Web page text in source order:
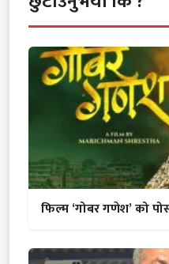
फिल्म ‘गोबर गणेश’ को